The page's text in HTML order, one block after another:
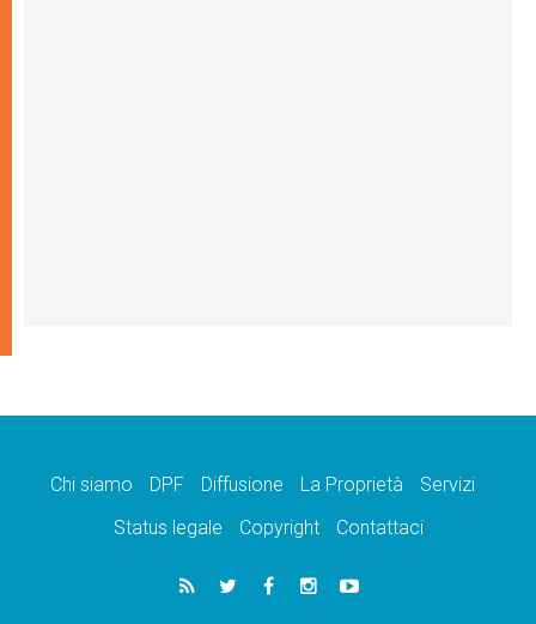
Chi siamo DPF Diffusione La Proprietà
Servizi
Status legale
Copyright Contattaci